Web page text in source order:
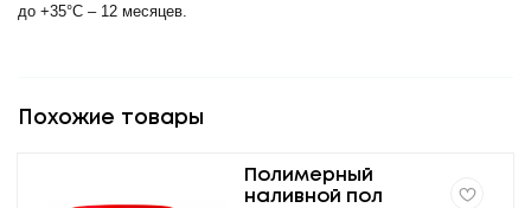
до +35°С – 12 месяцев.
Похожие товары
Полимерный
наливной пол